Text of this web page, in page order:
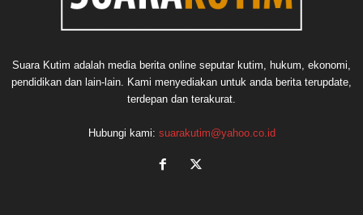
Suara Kutim adalah media berita online seputar kutim, hukum, ekonomi,
pendidikan dan lain-lain. Kami menyediakan untuk anda berita terupdate,
terdepan dan terakurat.
Hubungi kami: suarakutim@yahoo.co.id